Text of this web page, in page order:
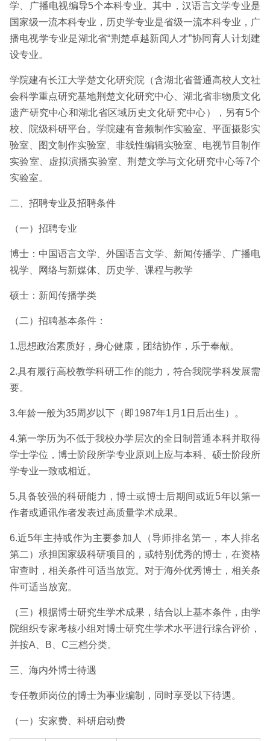
学、广播电视编导5个本科专业。其中，汉语言文学专业是
国家级一流本科专业，历史学专业是省级一流本科专业，广
播电视学专业是湖北省“荆楚卓越新闻人才”协同育人计划建
设专业。
学院建有长江大学楚文化研究院（含湖北省普通高校人文社
会科学重点研究基地荆楚文化研究中心、湖北省非物质文化
遗产研究中心和湖北省区域历史文化研究中心），另有5个
校、院级科研平台。学院建有音频制作实验室、平面摄影实
验室、图文制作实验室、非线性编辑实验室、电视节目制作
实验室、虚拟演播实验室、荆楚文学与文化研究中心等7个
实验室。
二、招聘专业及招聘条件
（一）招聘专业
博士：中国语言文学、外国语言文学、新闻传播学、广播电
视学、网络与新媒体、历史学、课程与教学
硕士：新闻传播学类
（二）招聘基本条件：
1.思想政治素质好，身心健康，团结协作，乐于奉献。
2.具有履行高校教学科研工作的能力，符合我院学科发展需
要。
3.年龄一般为35周岁以下（即1987年1月1日后出生）。
4.第一学历为不低于我校办学层次的全日制普通本科并取得
学士学位，博士阶段所学专业原则上应与本科、硕士阶段所
学专业一致或相近。
5.具备较强的科研能力，博士或博士后期间或近5年以第一
作者或通讯作者发表过高质量学术成果。
6.近5年主持或作为主要参加人（导师排名第一，本人排名
第二）承担国家级科研项目的，或特别优秀的博士，在资格
审查时，相关条件可适当放宽。对于海外优秀博士，相关条
件可适当放宽。
（三）根据博士研究生学术成果，结合以上基本条件，由学
院组织专家考核小组对博士研究生学术水平进行综合评价，
并按A、B、C三档分类。
三、海内外博士待遇
专任教师岗位的博士为事业编制，同时享受以下待遇。
（一）安家费、科研启动费